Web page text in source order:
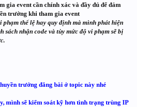
gia event cần chính xác và đầy đủ để đảm
trưởng khi tham gia event
thể lệ hay quy định mà mình phát hiện
sách nhận code và tùy mức độ vi phạm sẽ bị
trưởng đăng bài ở topic này nhé
mình sẽ kiểm soát kỹ hơn tình trạng trùng IP